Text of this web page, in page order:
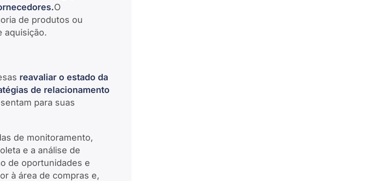
O
de produtos ou
aquisição.
reavaliar o estado da
de relacionamento
para suas
de monitoramento,
e a análise de
de oportunidades e
à área de compras e,